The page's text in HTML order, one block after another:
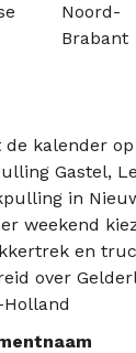
Noord-
Brabant
de kalender
Gastel,
in
weekend
en
over